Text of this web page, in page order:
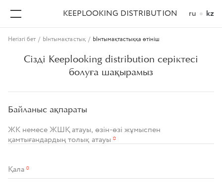
KEEPLOOKING DISTRIBUTION ru kz
Негізгі бет / Ынтымақтастық / Ынтымақтастыққа өтініш
Сізді Keeplooking distribution серіктесі
болуға шақырамыз
Байланыс ақпараты
ЖК немесе ЖШҚ атауы, өзін-өзі жұмыспен
қамтығандардың толық атауы *
Қала*